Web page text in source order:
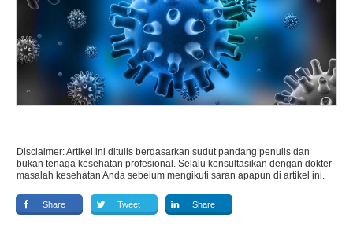
Disclaimer: Artikel ini ditulis berdasarkan sudut pandang penulis dan
bukan tenaga kesehatan profesional. Selalu konsultasikan dengan dokter
masalah kesehatan Anda sebelum mengikuti saran apapun di artikel ini.
Share Tweet Share